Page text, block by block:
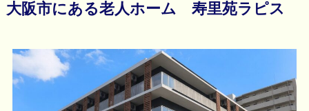
大阪市にある老人ホーム 寿里苑ラピス